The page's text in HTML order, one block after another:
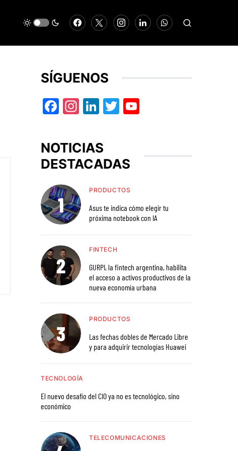
SÍGUENOS
Facebook
Instagram
LinkedIn
Twitter
NOTICIAS
DESTACADAS
PRODUCTOS
Asus te indica cómo elegir tu
próxima notebook con IA
FINTECH
GURPI, la fintech argentina, habilita
el acceso a activos productivos de la
nueva economía urbana
PRODUCTOS
Las fechas dobles de Mercado Libre
y para adquirir tecnologías Huawei
TECNOLOGÍA
El nuevo desafío del CIO ya no es tecnológico, sino
económico
TELECOMUNICACIONES